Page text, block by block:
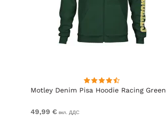
Motley Denim Pisa Hoodie Racing Green
49,99 € вкл. ДДС